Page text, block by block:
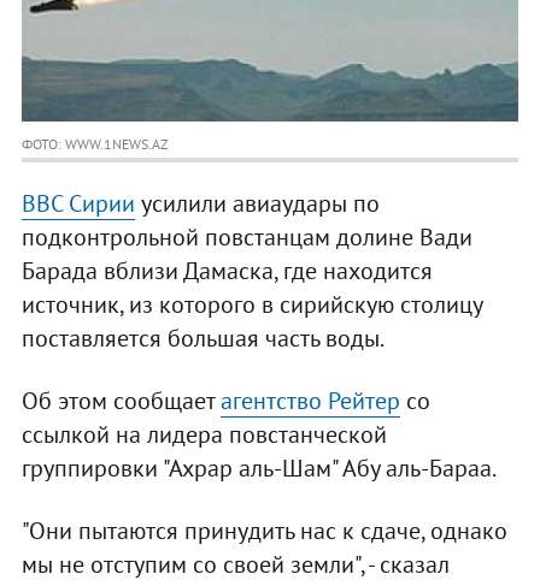
ФОТО: WWW.1NEWS.AZ
ВВС Сирии усилили авиаудары по
подконтрольной повстанцам долине Вади
Барада вблизи Дамаска, где находится
источник, из которого в сирийскую столицу
поставляется большая часть воды.
Об этом сообщаетагентство Рейтер со
ссылкой на лидера повстанческой
группировки "Ахрар аль-Шам" Абу аль-Бараа.
"Они пытаются принудить нас к сдаче, однако
мы не отступим со своей земли", - сказал